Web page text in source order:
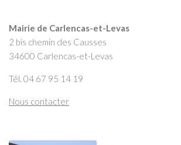
Mairie de Carlencas-et-Levas
2 bis chemin des Causses
34600 Carlencas-et-Levas
Tél. 04 67 95 14 19
Nous contacter